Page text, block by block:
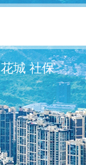
花城 社保